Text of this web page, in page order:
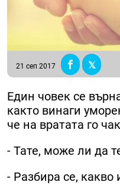
21 сеп 2017
Един човек се
както винаги
че на вратата го
- Тате, може ли да
- Разбира се, какво